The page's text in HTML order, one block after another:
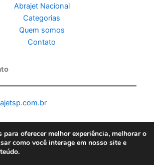
Abrajet Nacional
Categorias
Quem somos
Contato
SP | Feito por PKScode |
oferecer melhor experiência, melhorar o
como você interage em nosso site e